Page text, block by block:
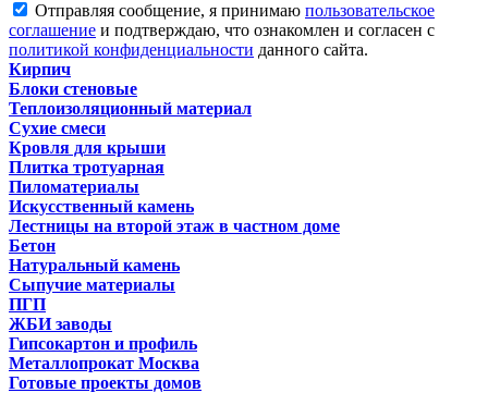
Отправляя сообщение, я принимаю пользовательское
соглашение и подтверждаю, что ознакомлен и согласен с
политикой конфиденциальности данного сайта.
Кирпич
Блоки стеновые
Теплоизоляционный материал
Сухие смеси
Кровля для крыши
Плитка тротуарная
Пиломатериалы
Искусственный камень
Лестницы на второй этаж в частном доме
Бетон
Натуральный камень
Сыпучие материалы
ПГП
ЖБИ заводы
Гипсокартон и профиль
Металлопрокат Москва
Готовые проекты домов